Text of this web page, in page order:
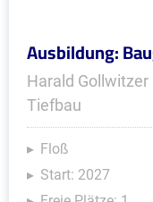
Ausbildung:
Harald Gollwitzer
Tiefbau
Floß
Start: 2027